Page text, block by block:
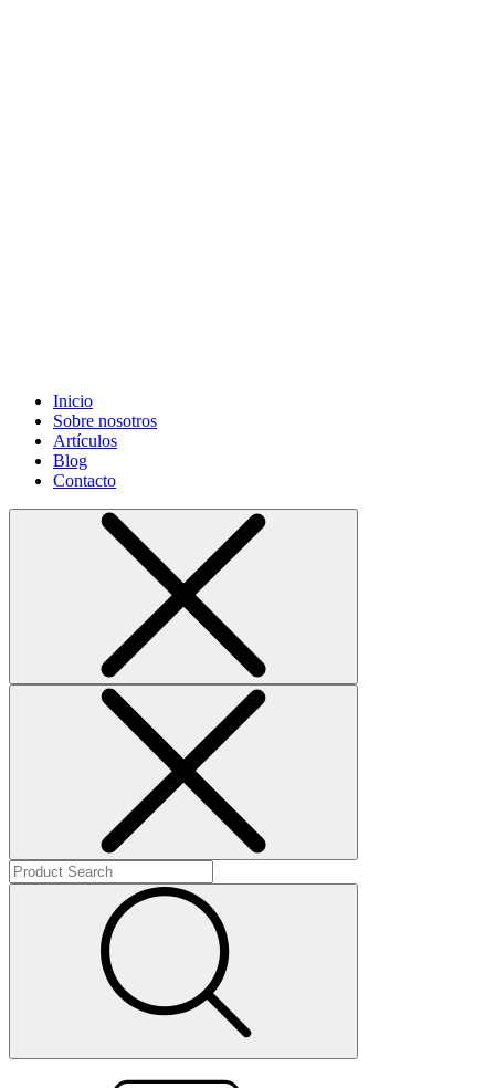
Inicio
Sobre nosotros
Artículos
Blog
Contacto